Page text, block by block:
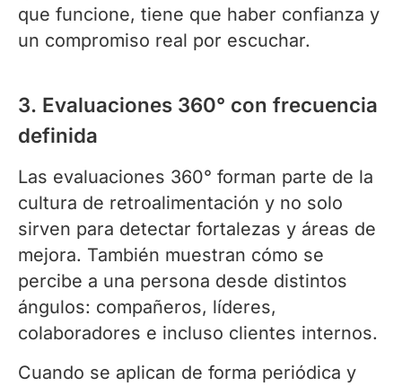
que funcione, tiene que haber confianza y
un compromiso real por escuchar.
3. Evaluaciones 360° con frecuencia
definida
Las evaluaciones 360° forman parte de la
cultura de retroalimentación y no solo
sirven para detectar fortalezas y áreas de
mejora. También muestran cómo se
percibe a una persona desde distintos
ángulos: compañeros, líderes,
colaboradores e incluso clientes internos.
Cuando se aplican de forma periódica y